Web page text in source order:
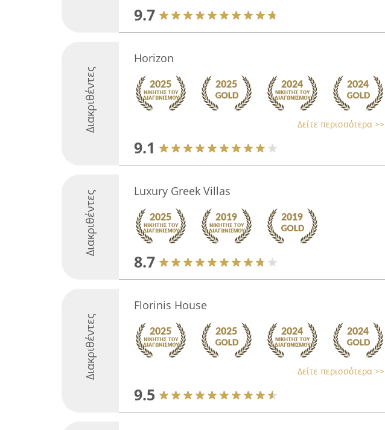
9.7
Διακριθέντες
Horizon
Δείτε περισσότερα >>
9.1
Διακριθέντες Luxury Greek Villas
8.7
Διακριθέντες
Florinis House
Δείτε περισσότερα >>
9.5